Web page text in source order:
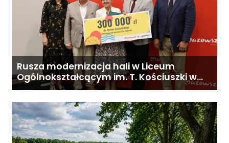
Rusza modernizacja hali w Liceum
Ogólnokształcącym im. T. Kościuszki w
Gostyninie